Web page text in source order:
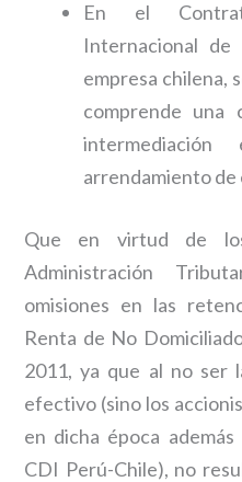
En el
Internacional
empresa chilena,
comprende una
arrendamiento de
Que en virtud de
Administración
omisiones en las
Renta de No
2011, ya que al no ser
efectivo (sino los
en dicha época
CDI Perú-Chile), no